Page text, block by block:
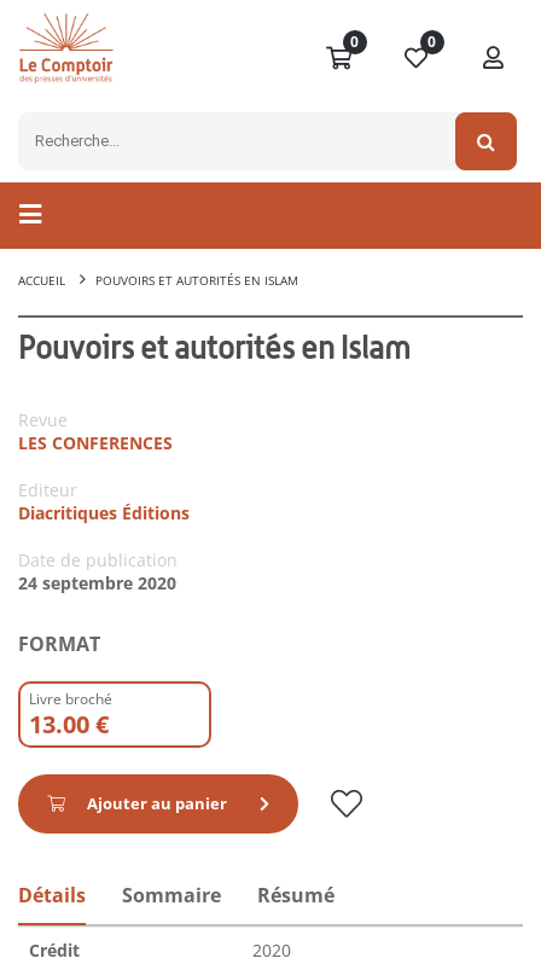
0 0
ACCUEIL POUVOIRS ET AUTORITÉS EN ISLAM
Pouvoirs et autorités en Islam
Revue
LES CONFERENCES
Editeur
Diacritiques Éditions
Date de publication
24 septembre 2020
FORMAT
Livre broché
13.00 €
Ajouter au panier
Détails Sommaire Résumé
Crédit 2020